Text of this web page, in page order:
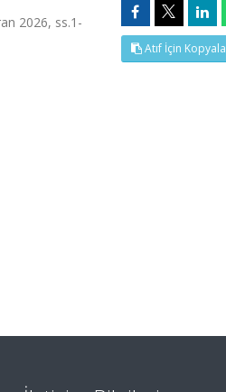
2026, ss.1-
Atıf İçin Kopyala